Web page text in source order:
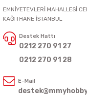
EMNİYETEVLERİ MAHALLESİ
KAĞITHANE İSTANBUL
Destek Hattı
0212 270 91 27
0212 270 91 28
E-Mail